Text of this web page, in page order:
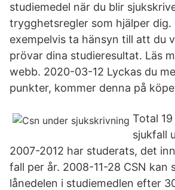
studiemedel när du blir
trygghetsregler som hjälper dig.
exempelvis ta hänsyn till att du
prövar dina studieresultat. Läs
webb. 2020-03-12 Lyckas du
punkter, kommer denna på
Total
sjukfall
2007-2012 har studerats, det
fall per år. 2008-11-28 CSN kan
lånedelen i studiemedlen efter